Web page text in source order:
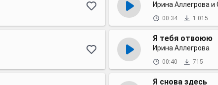
Ирина Аллегрова и
00:34 1 015
Я тебя отвоюю
Ирина Аллегрова
00:40 715
Я снова здесь